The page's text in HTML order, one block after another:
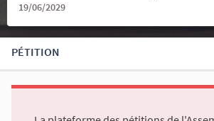
19/06/2029
PÉTITION